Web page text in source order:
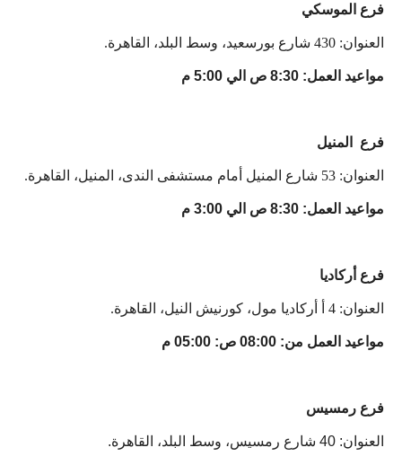
فرع الموسكي
العنوان: 430 شارع بورسعيد، وسط البلد، القاهرة.
مواعيد العمل: 8:30 ص الي 5:00 م
فرع المنيل
العنوان: 53 شارع المنيل أمام مستشفى الندى، المنيل، القاهرة.
مواعيد العمل: 8:30 ص الي 3:00 م
فرع أركاديا
العنوان: 4 أ أركاديا مول، كورنيش النيل، القاهرة.
مواعيد العمل من: 08:00 ص: 05:00 م
فرع رمسيس
العنوان: 40 شارع رمسيس، وسط البلد، القاهرة.